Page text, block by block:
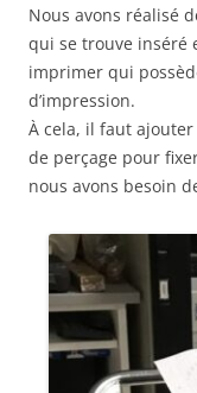
Nous avons réalisé
qui se trouve inséré
imprimer qui
d’impression.
À cela, il faut
de perçage pour
nous avons besoin